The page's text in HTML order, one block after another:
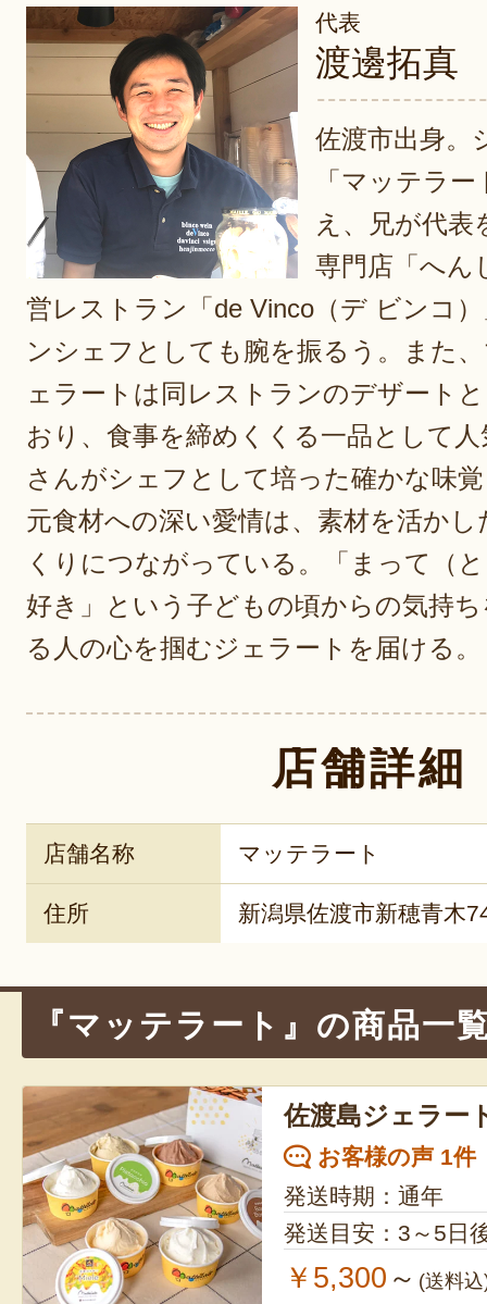
代表
渡邊拓真
佐渡市出身。
「マッテラ
え、兄が代表
専門店「へん
営レストラン「de Vinco（デ ビンコ
ンシェフとしても腕を振るう。また
ェラートは同レストランのデザート
おり、食事を締めくくる一品として
さんがシェフとして培った確かな味
元食材への深い愛情は、素材を活か
くりにつながっている。「まって（
好き」という子どもの頃からの気持
る人の心を掴むジェラートを届ける。
店舗詳細
店舗名称 マッテラート
住所 新潟県佐渡市新穂青木
『マッテラート』の商品一
佐渡島ジェラー
お客様の声 1件
発送時期：通年
発送目安：3～5日
￥5,300 ～ (送料